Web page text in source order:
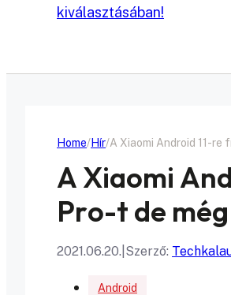
kiválasztásában!
Home Hír A Xiaomi Android 11-
A Xiaomi
Pro-t de
2021.06.20. Szerző:
Android